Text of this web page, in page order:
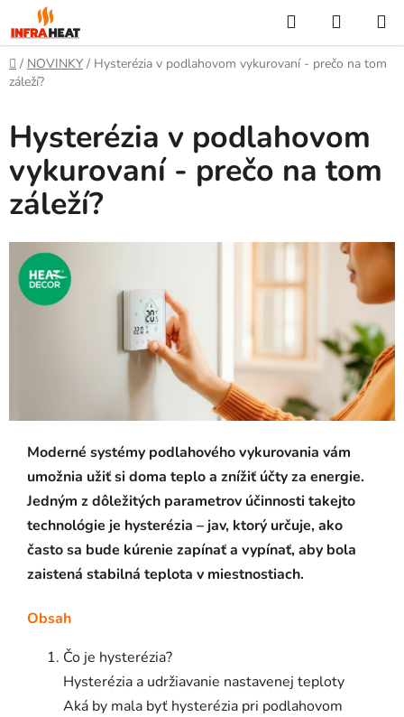
Prejsť
na
obsah
Hľadať
KOŠÍK
Domov
/ NOVINKY / Hysterézia v podlahovom vykurovaní - prečo na tom
záleží?
Hysterézia v podlahovom
vykurovaní - prečo na tom
záleží?
Moderné systémy podlahového vykurovania vám
umožnia užiť si doma teplo a znížiť účty za energie.
Jedným z dôležitých parametrov účinnosti takejto
technológie je hysterézia – jav, ktorý určuje, ako
často sa bude kúrenie zapínať a vypínať, aby bola
zaistená stabilná teplota v miestnostiach.
Obsah
Čo je hysterézia?
Hysterézia a udržiavanie nastavenej teploty
Aká by mala byť hysterézia pri podlahovom